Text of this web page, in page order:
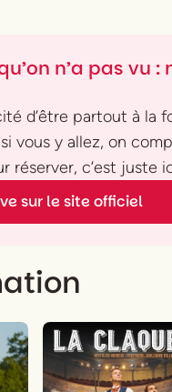
n’a pas vu :
d’être partout à la
vous y allez, on
réserver, c’est juste
sur le site officiel